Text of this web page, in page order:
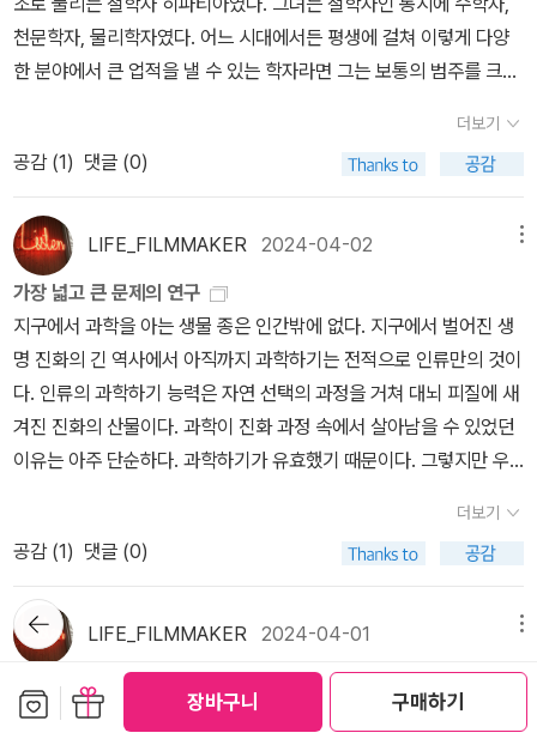
장바구니 구매하기
어렵다.기계론적 유물론자로서 칼 세이건은 <코스모스>를 통해 과학
적 사실을 넘어선 '과학적 세계관'을 종교처럼 전파했다. 이러한 관점
은 과학을 통해 인간을 계몽하려는 긍정적인 목적을 가지고 있지만,
동시에 우주의 풍부한 의미를 기계적 인과관계로 축소하고, 과학이
을 내포하고 있는 것이다. 기계론적 유물론자답게도 칼 세이건은 자
신의 두 아들까지 둔 조강지처 린 마굴리스를 차버리고 눈 맞은 여인
과 재혼, 그리고 세 번째 결혼까지 감행한다. 동물적 본능에 충실했던
환원주의자...
람이라면 이 책을 펼치는 순간 작은 것 하나도 놓치고 싶지 않게 될 것
입니다.KEYWORD ▶ 책방도감 독후감 | 디자인 책 추천 | 서점 인
104411762수요일 | 『파리에서 보낸 여름방학』 - 조인숙파리는 늘
낭만으로 소비되지만 이 책 속의 파리는 생활의 온도가 살아 있는 도
시입니다.여름이라는 계절을 통과하며 기록한 일상은 여행의 기록을
넘어 개인의 성장기처럼 읽혔습니다.문득 생각이 나 오랜만에 책장에
서 꺼내본 책입니다.문득 여행이란 결국 장소를 옮기는 일이 아니라
마음을 다른 결로 재배치하는 일이 아닐까 하는 생각이 들었습니다.
그리고 파리는 그 일을 참 자연스럽게 해내는 도시라는 점도요.날은
춥지만 읽는 내내 여름의 기운을 마음껏 느껴볼 수 있었습니다.KEY
WORD ▶ 파리에서보낸여름방학 독후감 | 파리 여행 에세이 | 도시
산문https://blog.naver.com/hanainbook/224105160695목
요일 | 『모두를 위한 우주는 없다』 - 최은정이 책은 우주라는 거대한
개념을 통해 사회가 어떻게 작동하고 누가 배제되는지를 이야기합니
를 멀리서 볼 때는 평화로워 보이지만 가까이 다가서는 순간, 그 속에
서 가장 먼저 들리는 것은 침묵이 아니라 경보음이라는 사실을 책은
말해줍니다.모두에게 열려 있다고 말해지는 세계가 사실은 얼마나 많
은 조건과 문턱 위에 놓여 있는지 날카로운 시선으로 짚어냅니다.KE
YWORD ▶ 모두를위한우주는없다 독후감 | 사회 인문서 추천 | 페
미니즘 인문학https://blog.naver.com/hanainbook/2241063
걸 쓸 수 밖에ㅋㅋㅋㅋㅋㅋ옆에 주리가 호기심 나는지 냄새맡으러 왔
는데 사진에 찍혔다. 주리 귀엽구나😀 그리고 수영얘기ㅋㅋㅋㅋㅋ수
경을 새로 장만했다. 크고 예쁜 것으로. 수경을 바꾸니 수영이 더 잘
되는 것 같기도?ㅋㅋㅋㅋㅋ평영 발차기가 좀 된다. 발바닥으로 물을
미는 느낌이 뭔지 좀 알거 같은 느낌.그래서 선생님한테 이제 좀 감이
영 손동작까지 배워버렸다. 다음 시간에 가면 손과 발을 함께 할 텐
데...이를 어쩌지?ㅋㅋㅋㅋㅋㅋㅋㅋ손과 발을 함께 합치면 나는 다시
손도 발도 못 하는 물속에서 그저 허우적대는 사람이 될 것 같은데...
다들 각자 진도가 다 달라서 한 반에서도 하고 있는게 다 다른데 우리
반에서 평영은 나 혼자 배우고 있다.ㅠㅠ 외로워ㅠㅠ 같이 배우는 사
람이 있으면 얘기도 나누며 재밌게 할텐데...나 혼자 외로운 싸움을 하
고 있는 것이다 크으ㅠㅠ 이 싸움 잘 해내리! 불끈! 불끈! 오늘은 날씨
가 따뜻하다. 포근한 가을 날씨.작년 이맘때를 문득 생각해 봤다. 한강
고 품절이 되어서 한참을 기다리다 받고도 좋아했었지.그런데 난 왜
여태까지 안 읽고 있지? 흐음... 반성. 읽어야지... 읽자...
천문학자, 물리학자였다. 어느 시대에서든 평생에 걸쳐 이렇게 다양
한 분야에서 큰 업적을 낼 수 있는 학자라면 그는 보통의 범주를 크게
드는 인물로서 370년에 알렉산드리아에서 태어났다. 당시는 여자가
하나의 소유물로 간주되던 시대였다. 그런 시대에 여자가 할 수 있는
일이라고는 아무것도 없었을 것이다. 그러나 히파티아는 달랐다. 남
성 지배 사회에서 그녀는 남을 전혀 의식하지 않고 거침없이 활동했
다. 무엇보다 그녀는 대단한 미모의 소유자였다고 한다. 그렇지만 그
녀는 뭇 남성의 구혼을 모두 거절했다. 히파티아가 살던 당시의 알렉
산드리아는 이미 오랫동안 로마의 통치를 받고 있었다. 이미 멸명의
그림자가 알렉산드리아에 짙게 드리워져 있었다. 노예 제도가 고대
문명의 생기를 완전히 죽여 놓은 상태였으며, 세력을 확장하고 있던
기독교가 이교도들의 영향과 문화를 뿌리째 뽑아내려고 하던 중이었
다. 히파티아는 막강한 이 세력들의 진앙에서 완강하게 버티고 서 있
더보기
공감 (1) 댓글 (0)
LIFE_FILMMAKER 2024-04-02
가장 넓고 큰 문제의 연구
지구에서 과학을 아는 생물 종은 인간밖에 없다. 지구에서 벌어진 생
명 진화의 긴 역사에서 아직까지 과학하기는 전적으로 인류만의 것이
다. 인류의 과학하기 능력은 자연 선택의 과정을 거쳐 대뇌 피질에 새
겨진 진화의 산물이다. 과학이 진화 과정 속에서 살아남을 수 있었던
이유는 아주 단순하다. 과학하기가 유효했기 때문이다. 그렇지만 우
은 단지 도구일 뿐이다. 그럼에도 불구하고 과학은 우리가 활용할 수
있는 가장 훌륭할 수 있는 가장 훌륭한 도구이다. 과학에는 고유한 특
성이 있다. 자신의 오류를 스스로 교정할 줄 안다는 것이 하나의 특성
이다. 또한 모든 분야에 적용이 가능하다는 또 다른 특성이 있다. 그리
고 과학하기에는 우리가 지켜야 할 규칙이 있다. 그것은 단 두가지로
요약될 수 있다. 첫번째는 신성불가침의 절대 진리는 없다는 것이다.
가정이란 가정은 모조리 철저하게 검증돼야 한다. 과학에는 권위에
더보기
공감 (1) 댓글 (0)
LIFE_FILMMAKER 2024-04-01
진정한 의미의 용기
자연에는 신비와 경외의 대상이 아닌 것이 하나도 없다. 테오프라스
뒤로가
기